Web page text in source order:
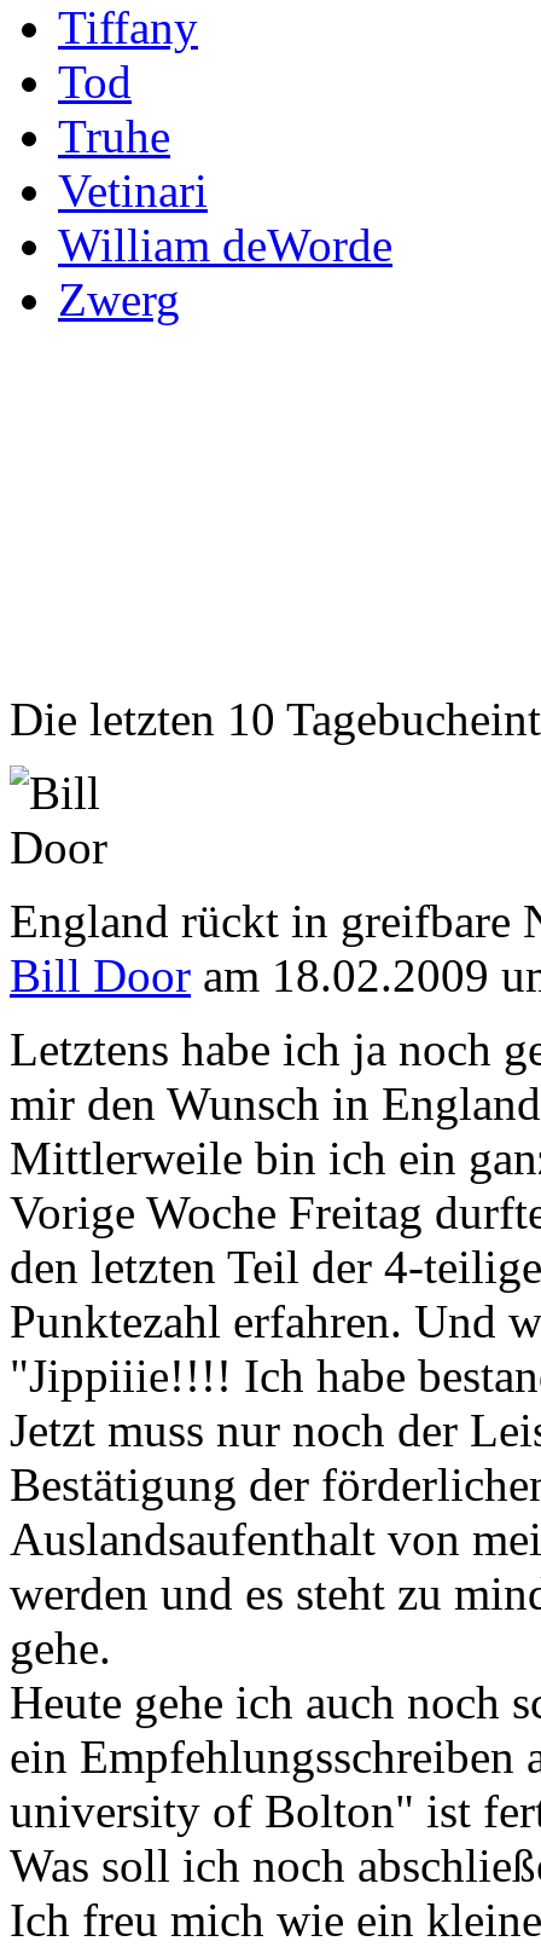
Tiffany
Tod
Truhe
Vetinari
William deWorde
Zwerg
Die letzten 10
England rückt in greifbare
Bill Door am 18.02.2009
Letztens habe ich ja noch
mir den Wunsch in
Mittlerweile bin ich ein
Vorige Woche Freitag
den letzten Teil der 4-
Punktezahl erfahren. Und
"Jippiiie!!!! Ich habe
Jetzt muss nur noch der
Bestätigung der
Auslandsaufenthalt von
werden und es steht zu
gehe.
Heute gehe ich auch noch
ein
university of Bolton" ist
Was soll ich noch
Ich freu mich wie ein